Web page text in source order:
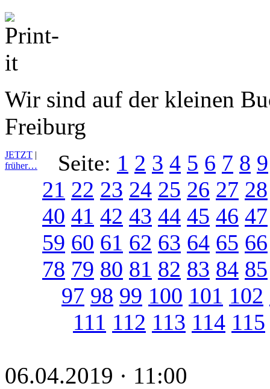
Wir sind auf der kleinen
Freiburg
JETZT |
früher…
Seite: 1 2 3 4 5 6 7 8 9
21 22 23 24 25 26 27 28
40 41 42 43 44 45 46 47
59 60 61 62 63 64 65 66
78 79 80 81 82 83 84 85
97 98 99 100 101 102
111 112 113 114 115
06.04.2019 · 11:00